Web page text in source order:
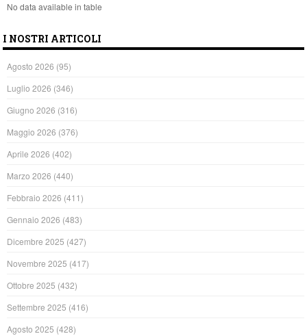
No data available in table
I NOSTRI ARTICOLI
Agosto 2026 (95)
Luglio 2026 (346)
Giugno 2026 (316)
Maggio 2026 (376)
Aprile 2026 (402)
Marzo 2026 (440)
Febbraio 2026 (411)
Gennaio 2026 (483)
Dicembre 2025 (427)
Novembre 2025 (417)
Ottobre 2025 (432)
Settembre 2025 (416)
Agosto 2025 (428)